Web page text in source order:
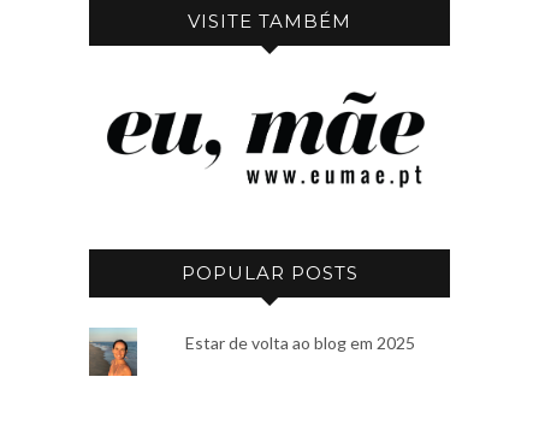
VISITE TAMBÉM
POPULAR POSTS
Estar de volta ao blog em 2025